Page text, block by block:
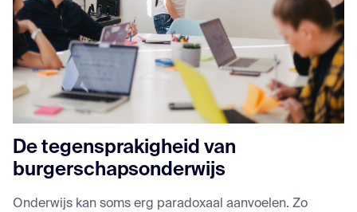
De tegensprakigheid van
burgerschapsonderwijs
Onderwijs kan soms erg paradoxaal aanvoelen. Zo